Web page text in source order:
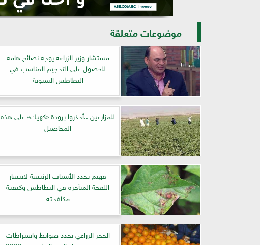
موضوعات متعلقة
مستشار وزير الزراعة يوجه نصائح هامة
للحصول على التحجيم المناسب في
البطاطس الشتوية
للمزارعين ..أحذروا برودة «كهيك» على هذه
المحاصيل
فهيم يحدد الأسباب الرئيسة لانتشار
اللفحة المتأخرة في البطاطس وكيفية
مكافحته
الحجر الزراعي يحدد ضوابط واشتراطات